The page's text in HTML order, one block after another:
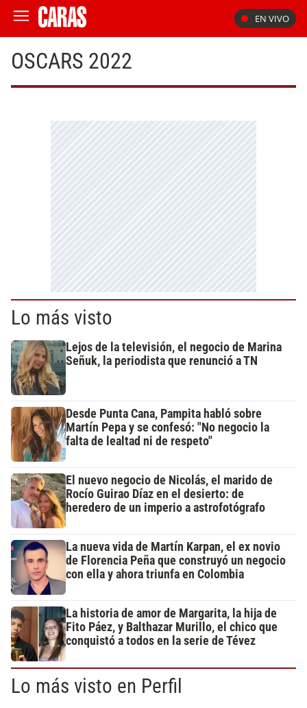
EN VIVO
OSCARS 2022
Lo más visto
Lejos de la televisión, el negocio de Marina
Señuk, la periodista que renunció a TN
Desde Punta Cana, Pampita habló sobre
Martín Pepa y se confesó: "No negocio la
falta de lealtad ni de respeto"
El nuevo negocio de Nicolás, el marido de
Rocío Guirao Díaz en el desierto: de
heredero de un imperio a astrofotógrafo
La nueva vida de Martín Karpan, el ex novio
de Florencia Peña que construyó un negocio
con ella y ahora triunfa en Colombia
La historia de amor de Margarita, la hija de
Fito Páez, y Balthazar Murillo, el chico que
conquistó a todos en la serie de Tévez
Lo más visto en Perfil